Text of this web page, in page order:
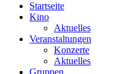
Startseite
Kino
Aktuelles
Veranstaltungen
Konzerte
Aktuelles
Gruppen